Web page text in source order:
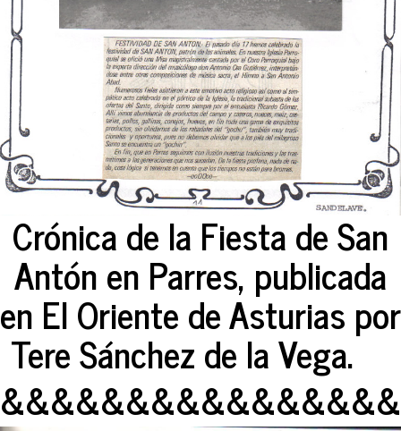
Crónica de la Fiesta de San
Antón en Parres, publicada
en El Oriente de Asturias por
Tere Sánchez de la Vega.